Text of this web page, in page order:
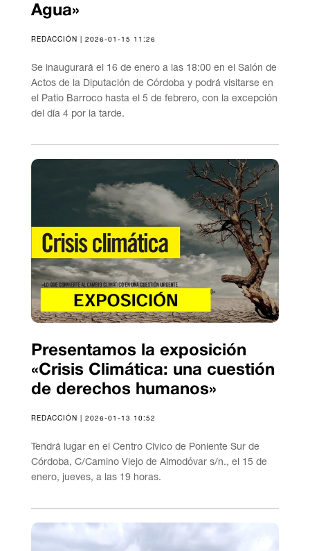
Agua»
REDACCIÓN | 2026-01-15 11:26
Se inaugurará el 16 de enero a las 18:00 en el Salón de
Actos de la Diputación de Córdoba y podrá visitarse en
el Patio Barroco hasta el 5 de febrero, con la excepción
del día 4 por la tarde.
Presentamos la exposición
«Crisis Climática: una cuestión
de derechos humanos»
REDACCIÓN | 2026-01-13 10:52
Tendrá lugar en el Centro Cívico de Poniente Sur de
Córdoba, C/Camino Viejo de Almodóvar s/n., el 15 de
enero, jueves, a las 19 horas.